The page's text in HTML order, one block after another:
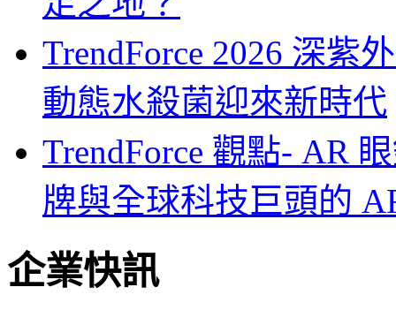
TrendForce 2026 深紫
動態水殺菌迎來新時代
TrendForce 觀點- AR
牌與全球科技巨頭的
企業快訊